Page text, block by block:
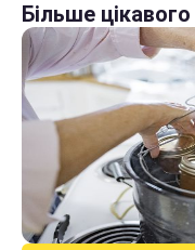
Більше цікавого